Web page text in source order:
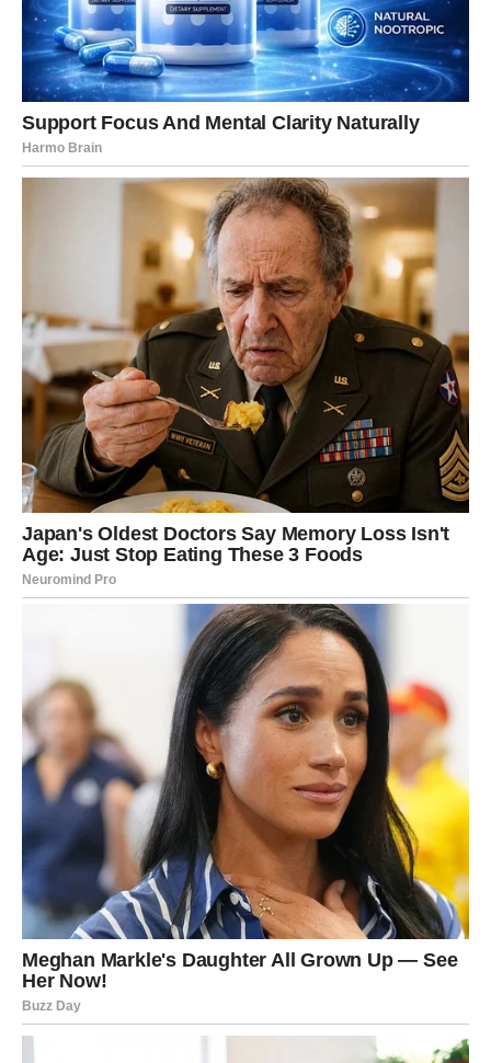
RAK – Emotivno sazrevanje
Pred vama je period u kojem ćete shvatiti da ne možete
više nositi teret prošlosti. Dolazi do emotivnog čišćenja –
kroz razgovor, pomirenje ili konačno puštanje.
Moguća je nova ljubav koja donosi osećaj sigurnosti
kakav dugo niste imali.
Promena kod vas dolazi kroz oslobađanje od straha.
LAV – Uspon i potvrda
Bliska budućnost donosi vam priznanje i priliku da se
istaknete. Poslovno – možete dobiti šansu koja menja tok
karijere.
U ljubavi – ili se strast produbljuje, ili dolazi do razlaza
ako odnos više ne daje ono što vam treba.
Promena kod vas dolazi kroz povratak samopouzdanja.
DEVICA – Praktične odluke sa
dugoročnim efektom
Kod vas su promene tihe, ali značajne. Možda selidba,
promena radnog mesta, reorganizacija života.
U ljubavi – razgovor koji menja dinamiku odnosa i donosi
stabilnost.
Promena kod vas dolazi kroz racionalnu, ali hrabru
odluku.